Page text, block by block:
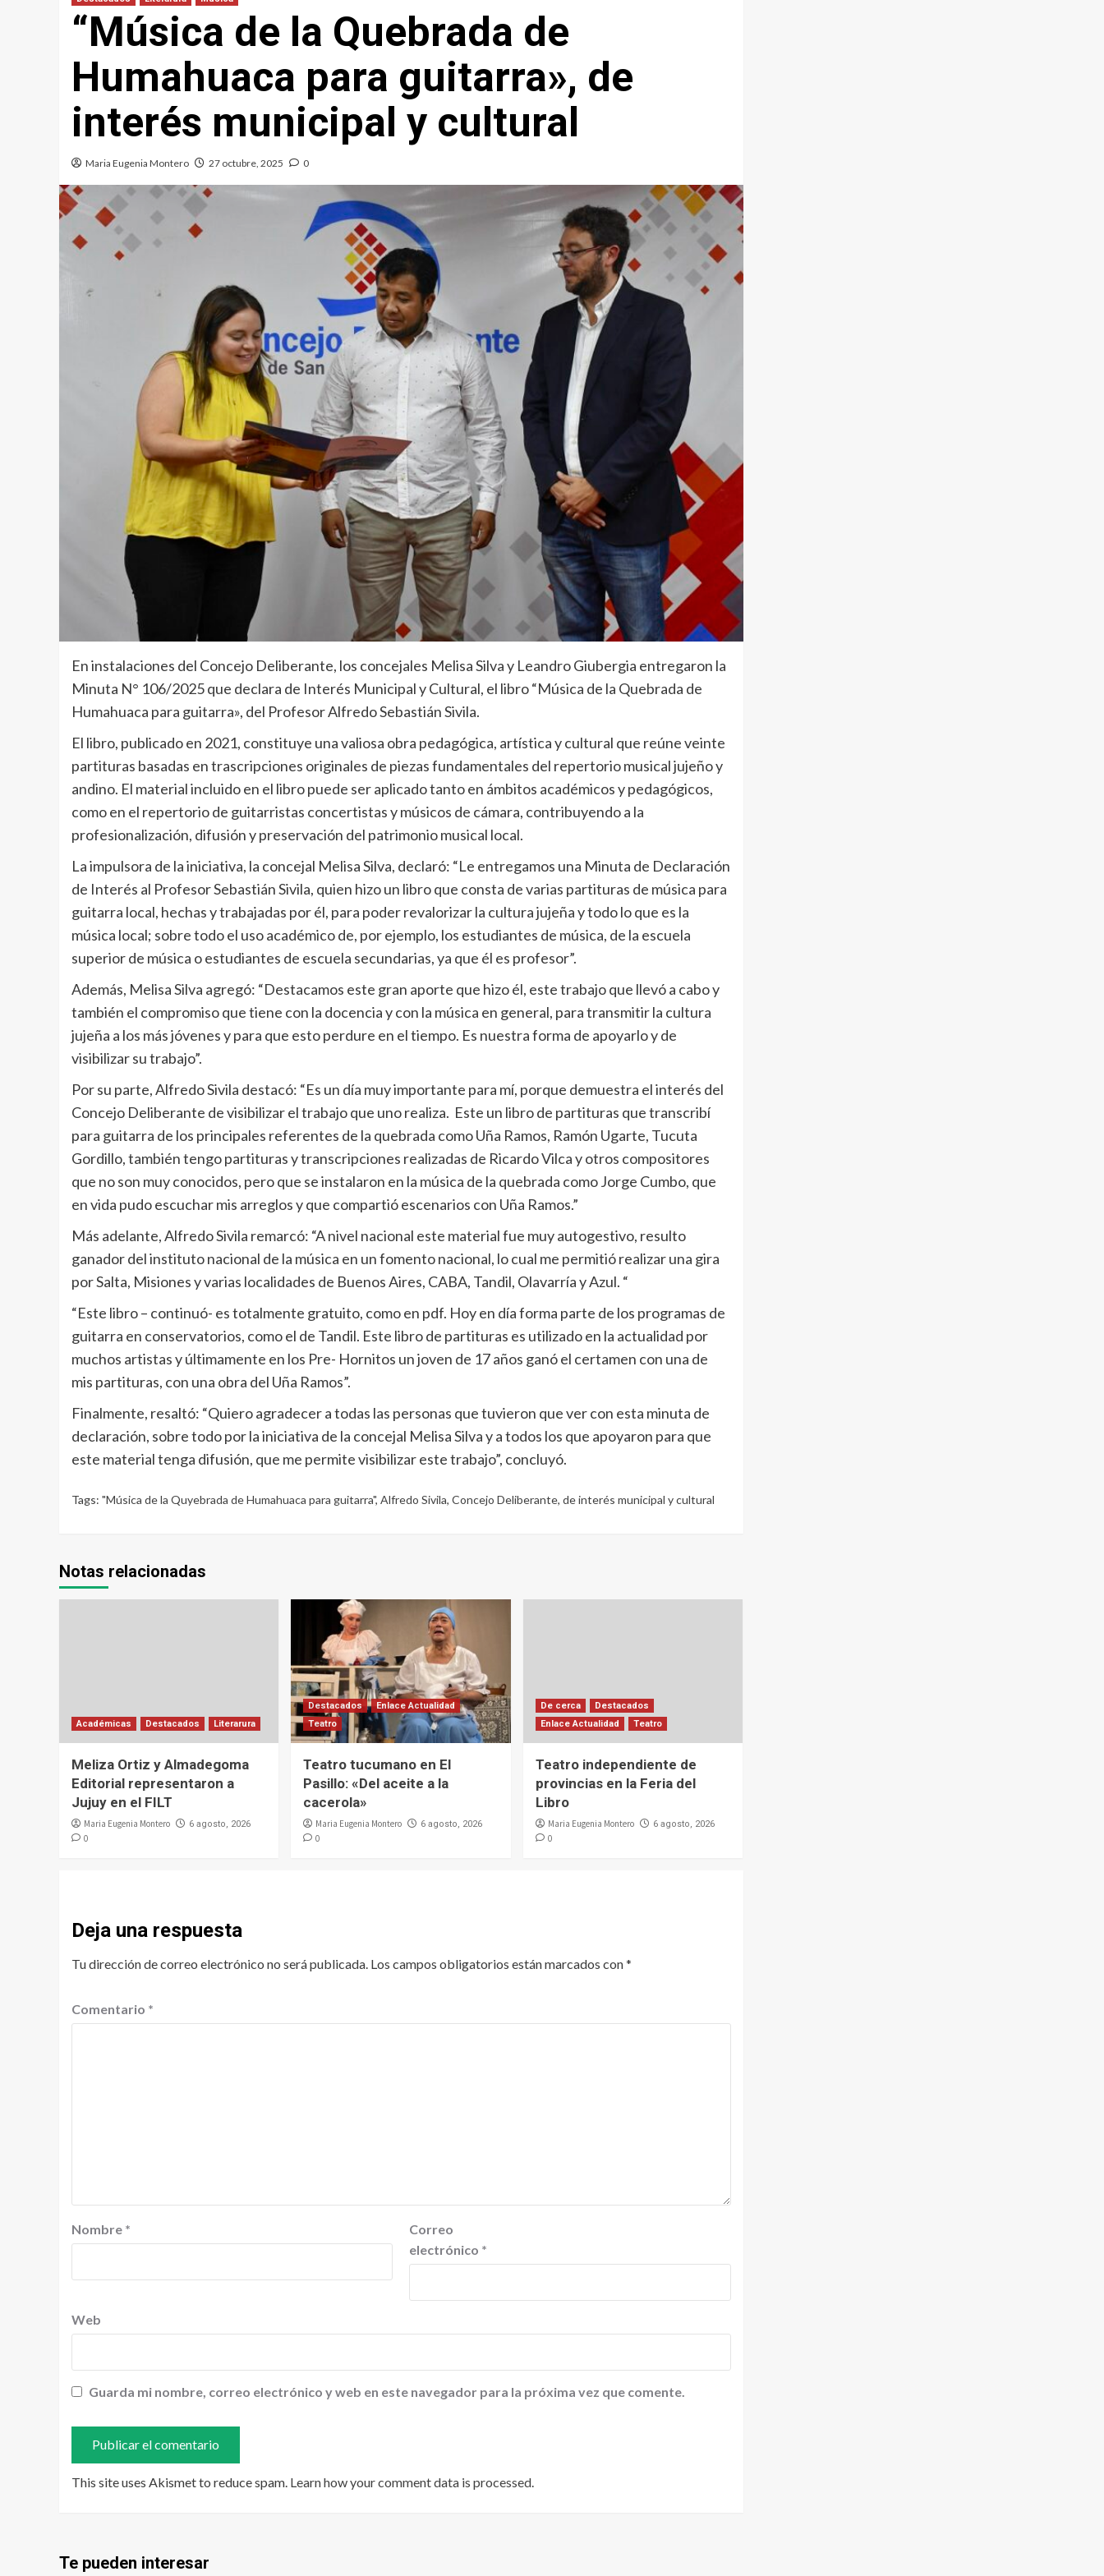
“Música de la Quebrada de
Humahuaca para guitarra», de
interés municipal y cultural
Maria Eugenia Montero 27 octubre, 2025 0
En instalaciones del Concejo Deliberante, los concejales Melisa Silva y Leandro Giubergia entregaron la
Minuta N° 106/2025 que declara de Interés Municipal y Cultural, el libro “Música de la Quebrada de
Humahuaca para guitarra», del Profesor Alfredo Sebastián Sivila.
El libro, publicado en 2021, constituye una valiosa obra pedagógica, artística y cultural que reúne veinte
partituras basadas en trascripciones originales de piezas fundamentales del repertorio musical jujeño y
andino. El material incluido en el libro puede ser aplicado tanto en ámbitos académicos y pedagógicos,
como en el repertorio de guitarristas concertistas y músicos de cámara, contribuyendo a la
profesionalización, difusión y preservación del patrimonio musical local.
La impulsora de la iniciativa, la concejal Melisa Silva, declaró: “Le entregamos una Minuta de Declaración
de Interés al Profesor Sebastián Sivila, quien hizo un libro que consta de varias partituras de música para
guitarra local, hechas y trabajadas por él, para poder revalorizar la cultura jujeña y todo lo que es la
música local; sobre todo el uso académico de, por ejemplo, los estudiantes de música, de la escuela
superior de música o estudiantes de escuela secundarias, ya que él es profesor”.
Además, Melisa Silva agregó: “Destacamos este gran aporte que hizo él, este trabajo que llevó a cabo y
también el compromiso que tiene con la docencia y con la música en general, para transmitir la cultura
jujeña a los más jóvenes y para que esto perdure en el tiempo. Es nuestra forma de apoyarlo y de
visibilizar su trabajo”.
Por su parte, Alfredo Sivila destacó: “Es un día muy importante para mí, porque demuestra el interés del
Concejo Deliberante de visibilizar el trabajo que uno realiza. Este un libro de partituras que transcribí
para guitarra de los principales referentes de la quebrada como Uña Ramos, Ramón Ugarte, Tucuta
Gordillo, también tengo partituras y transcripciones realizadas de Ricardo Vilca y otros compositores
que no son muy conocidos, pero que se instalaron en la música de la quebrada como Jorge Cumbo, que
en vida pudo escuchar mis arreglos y que compartió escenarios con Uña Ramos.”
Más adelante, Alfredo Sivila remarcó: “A nivel nacional este material fue muy autogestivo, resulto
ganador del instituto nacional de la música en un fomento nacional, lo cual me permitió realizar una gira
por Salta, Misiones y varias localidades de Buenos Aires, CABA, Tandil, Olavarría y Azul. “
“Este libro – continuó- es totalmente gratuito, como en pdf. Hoy en día forma parte de los programas de
guitarra en conservatorios, como el de Tandil. Este libro de partituras es utilizado en la actualidad por
muchos artistas y últimamente en los Pre- Hornitos un joven de 17 años ganó el certamen con una de
mis partituras, con una obra del Uña Ramos”.
Finalmente, resaltó: “Quiero agradecer a todas las personas que tuvieron que ver con esta minuta de
declaración, sobre todo por la iniciativa de la concejal Melisa Silva y a todos los que apoyaron para que
este material tenga difusión, que me permite visibilizar este trabajo”, concluyó.
Tags: "Música de la Quyebrada de Humahuaca para guitarra", Alfredo Sivila, Concejo Deliberante, de interés municipal y cultural
Notas relacionadas
Académicas Destacados Literarura
Meliza Ortiz y Almadegoma
Editorial representaron a
Jujuy en el FILT
Maria Eugenia Montero 6 agosto, 2026
0
Destacados
Enlace Actualidad
Teatro
Teatro tucumano en El
Pasillo: «Del aceite a la
cacerola»
Maria Eugenia Montero 6 agosto, 2026
0
De cerca
Destacados
Enlace Actualidad
Teatro
Teatro independiente de
provincias en la Feria del
Libro
Maria Eugenia Montero 6 agosto, 2026
0
Deja una respuesta
Tu dirección de correo electrónico no será publicada. Los campos obligatorios están marcados con*
Comentario *
Nombre *
Correo
electrónico *
Web
Guarda mi nombre, correo electrónico y web en este navegador para la próxima vez que comente.
This site uses Akismet to reduce spam. Learn how your comment data is processed
Te pueden interesar